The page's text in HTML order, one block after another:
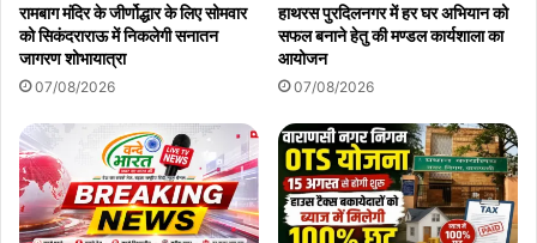
रामबाग मंदिर के जीर्णोद्धार के लिए सोमवार
को सिकंदराराऊ में निकलेगी सनातन
जागरण शोभायात्रा
07/08/2026
हाथरस पुरदिलनगर में हर घर अभियान को
सफल बनाने हेतु की मण्डल कार्यशाला का
आयोजन
07/08/2026